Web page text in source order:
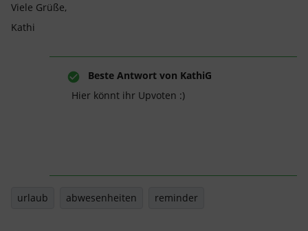
Viele Grüße,
Kathi
Beste Antwort von KathiG
Hier könnt ihr Upvoten :)
urlaub abwesenheiten reminder